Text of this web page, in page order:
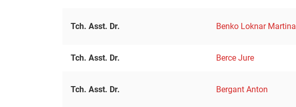
Tch. Asst. Dr. Benko Loknar Martina
Tch. Asst. Dr. Berce Jure
Tch. Asst. Dr. Bergant Anton